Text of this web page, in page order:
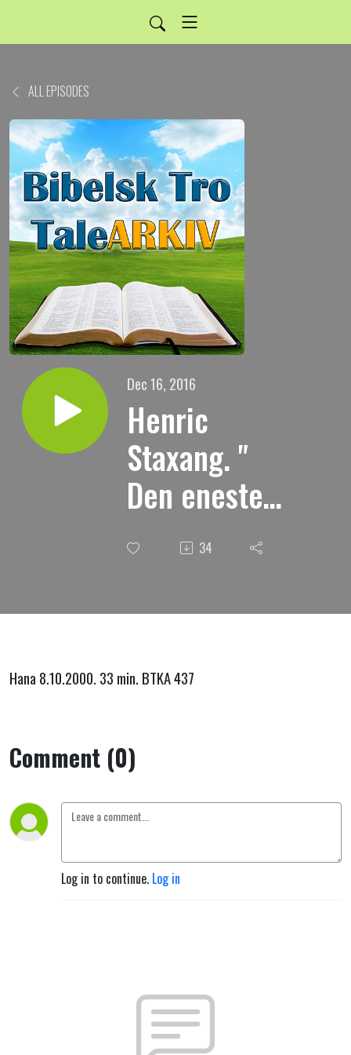
ALL EPISODES
Dec 16, 2016
Henric
Staxang. "
Den eneste
rettferdighet
som gjelder
for Gud "
34
Hana 8.10.2000. 33 min. BTKA 437
Comment (0)
Log in to continue. Log in